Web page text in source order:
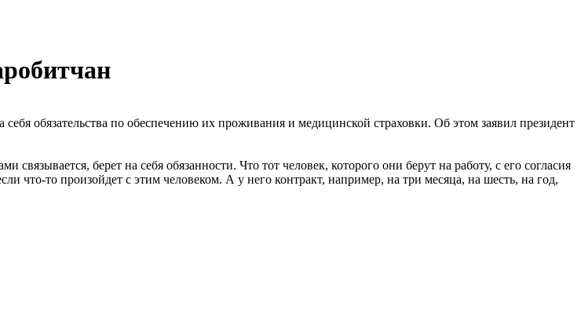
обязательства по обеспечению их проживания и медицинской страховки. Об этом заявил президент
берет на себя обязанности. Что тот человек, которого они берут на работу, с его согласия
что-то произойдет с этим человеком. А у него контракт, например, на три месяца, на шесть, на год,